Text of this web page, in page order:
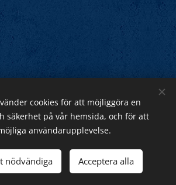
Williams
Rock Kung.
Cookies
cookies för att möjliggöra en
säkerhet på vår hemsida, och för att
användarupplevelse.
nödvändiga Acceptera alla